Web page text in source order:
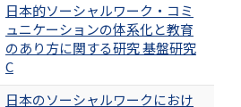
日本的ソーシャルワーク・コミ
ュニケーションの体系化と教育
のあり方に関する研究 基盤研究
C
日本のソーシャルワークにおけ